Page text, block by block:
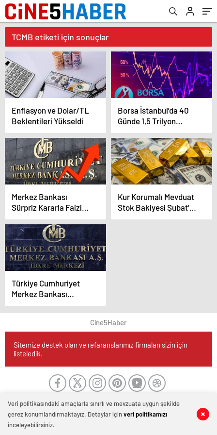
TCMB etiketi için sonuçlar
Enflasyon ve Dolar/TL
Beklentileri Yükseldi
Borsa İstanbul’da 40
Günde 1,5 Trilyon
Liralık Kayıp
Merkez Bankası
Sürpriz Kararla Faizi
Yüzde 46’ya Yükseltti
Kur Korumalı Mevduat
Stok Bakiyesi Şubat’ta
4,7 Milyar Dolar Düştü
Türkiye Cumhuriyet
Merkez Bankası
(TCMB) Nisan Ayı Faiz
Kararı İçin Geri Sayım
Cine5Haber
Sitemize destek olan ve refaranslarımız firmaları sizin için
listeledik.
Veri politikasındaki amaçlarla sınırlı ve mevzuata uygun şekilde
çerez konumlandırmaktayız. Detaylar içinveri politikamızı
inceleyebilirsiniz.